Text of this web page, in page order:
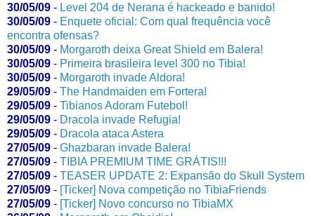
30/05/09 - Level 204 de Nerana é hackeado e banido!
30/05/09 - Enquete oficial: Com qual frequência você
encontra ofensas?
30/05/09 - Morgaroth deixa Great Shield em Balera!
30/05/09 - Primeira brasileira level 300 no Tibia!
30/05/09 - Morgaroth invade Aldora!
29/05/09 - The Handmaiden em Fortera!
29/05/09 - Tibianos Adoram Futebol!
29/05/09 - Dracola invade Refugia!
29/05/09 - Dracola ataca Astera
27/05/09 - Ghazbaran invade Balera!
27/05/09 - TIBIA PREMIUM TIME GRÁTIS!!!
27/05/09 - TEASER UPDATE 2: Expansão do Skull System
27/05/09 - [Ticker] Nova competição no TibiaFriends
27/05/09 - [Ticker] Novo concurso no TibiaMX